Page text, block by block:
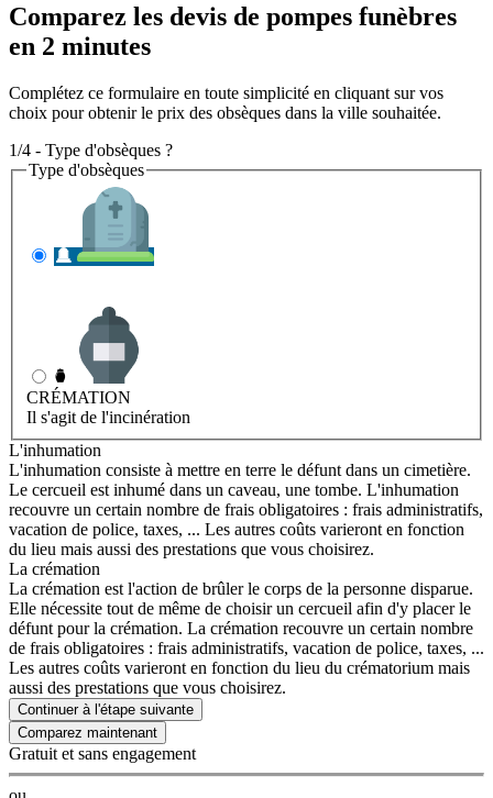
Comparez les devis de pompes funèbres
en 2 minutes
Complétez ce formulaire en toute simplicité en cliquant sur vos
choix pour obtenir le prix des obsèques dans la ville souhaitée.
1/4 - Type d'obsèques ?
Type d'obsèques
CRÉMATION
Il s'agit de l'incinération
L'inhumation
L'inhumation consiste à mettre en terre le défunt dans un cimetière.
Le cercueil est inhumé dans un caveau, une tombe. L'inhumation
recouvre un certain nombre de frais obligatoires : frais administratifs,
vacation de police, taxes, ... Les autres coûts varieront en fonction
du lieu mais aussi des prestations que vous choisirez.
La crémation
La crémation est l'action de brûler le corps de la personne disparue.
Elle nécessite tout de même de choisir un cercueil afin d'y placer le
défunt pour la crémation. La crémation recouvre un certain nombre
de frais obligatoires : frais administratifs, vacation de police, taxes, ...
Les autres coûts varieront en fonction du lieu du crématorium mais
aussi des prestations que vous choisirez.
Continuer à l'étape suivante
Gratuit et sans engagement